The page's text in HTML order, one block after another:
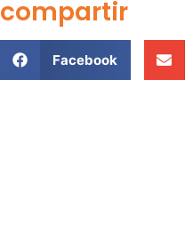
compartir
Facebook